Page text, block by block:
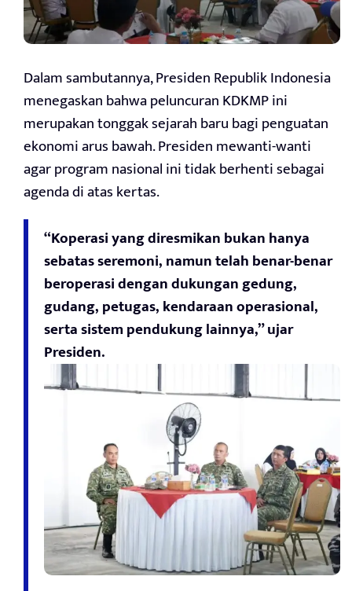
Dalam sambutannya, Presiden Republik Indonesia
menegaskan bahwa peluncuran KDKMP ini
merupakan tonggak sejarah baru bagi penguatan
ekonomi arus bawah. Presiden mewanti-wanti
agar program nasional ini tidak berhenti sebagai
agenda di atas kertas.
“Koperasi yang diresmikan bukan hanya
sebatas seremoni, namun telah benar-benar
beroperasi dengan dukungan gedung,
gudang, petugas, kendaraan operasional,
serta sistem pendukung lainnya,” ujar
Presiden.